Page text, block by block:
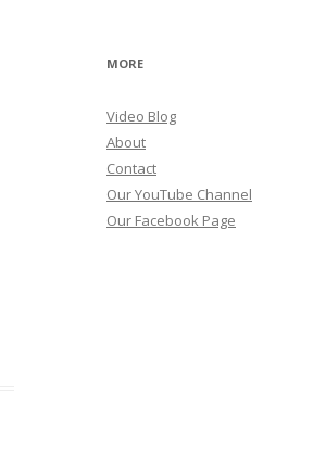
MORE
Video Blog
About
Contact
Our YouTube Channel
Our Facebook Page